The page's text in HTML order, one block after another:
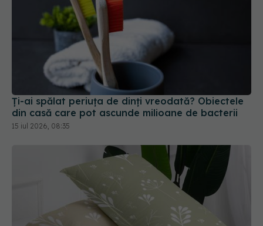
Ți-ai spălat periuța de dinți vreodată? Obiectele
din casă care pot ascunde milioane de bacterii
15 iul 2026, 08:35